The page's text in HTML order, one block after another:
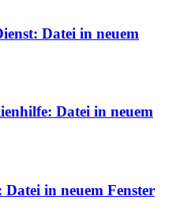
: Datei in neuem
: Datei in neuem
Datei in neuem Fenster